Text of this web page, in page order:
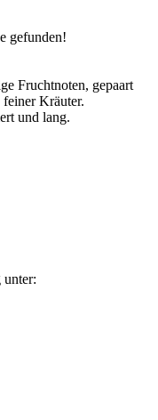
gefunden!
Fruchtnoten, gepaart
Kräuter.
und lang.
unter: